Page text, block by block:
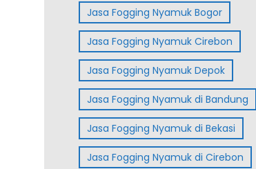
Jasa Fogging Nyamuk Bogor
Jasa Fogging Nyamuk Cirebon
Jasa Fogging Nyamuk Depok
Jasa Fogging Nyamuk di Bandung
Jasa Fogging Nyamuk di Bekasi
Jasa Fogging Nyamuk di Cirebon